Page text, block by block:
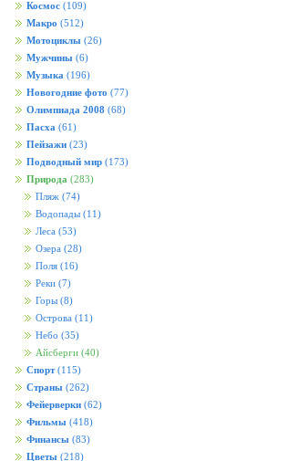
Космос (109)
Макро (512)
Мотоциклы (26)
Мужчины (6)
Музыка (196)
Новогодние фото (77)
Олимпиада 2008 (68)
Пасха (61)
Пейзажи (23)
Подводный мир (173)
Природа (283)
Пляж (74)
Водопады (11)
Леса (53)
Озера (28)
Поля (16)
Реки (7)
Горы (8)
Острова (11)
Небо (35)
Айсберги (40)
Спорт (115)
Страны (262)
Фейерверки (62)
Фильмы (418)
Финансы (83)
Цветы (218)